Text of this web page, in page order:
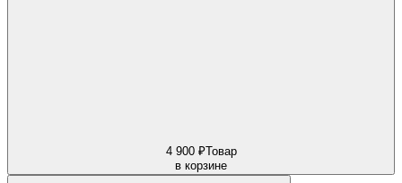
4 900 ₽Товар
в корзине